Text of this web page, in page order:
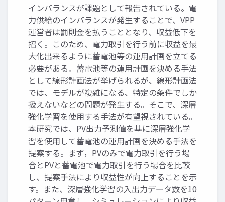
インバランスが課題として報告されている。電
力供給のインバランスが発生することで、VPP
運営者は罰則金を払うこととなり、収益低下を
招く。このため、電力取引を行う前に収益を最
大化出来るように蓄電池等の運用計画を立てる
必要がある。蓄電池等の運用計画を決める手法
として線形計画法が挙げられるが、線形計画法
では、モデルが複雑になる、特定の条件でしか
扱えないなどの問題が発生する。そこで、深層
強化学習を使用する手法が有望視されている。
本研究では、PV出力予測値を基に深層強化学
習を使用して蓄電池の運用計画を決める手法を
提案する。まず，PVのみで電力取引を行う場
合とPVと蓄電池で電力取引を行う場合を比較
し、提案手法により収益性が向上することを示
す。また、深層強化学習の入出力データ数を10